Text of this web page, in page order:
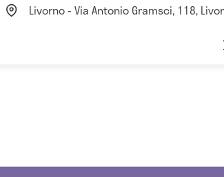
Livorno - Via Antonio Gramsci, 118,